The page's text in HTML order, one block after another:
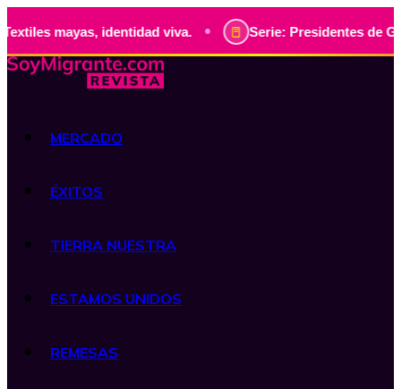
identidad viva. • Serie: Presidentes de Guatemala,
MERCADO
ÉXITOS
TIERRA NUESTRA
ESTAMOS UNIDOS
REMESAS